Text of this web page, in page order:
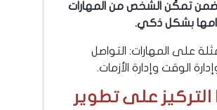
تمكُّن الشخص من المهارات
بشكل ذكي.
على المهارات: التواصل
الوقت وإدارة الأزمات.
التركيز على تطوير